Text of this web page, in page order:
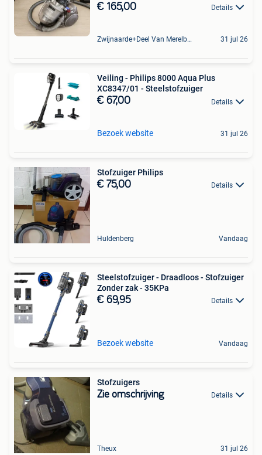
€ 165,00 Details
Zwijnaarde+Deel Van Merelbeke 31 jul 26
Veiling - Philips 8000 Aqua Plus
XC8347/01 - Steelstofzuiger
€ 67,00 Details
Bezoek website 31 jul 26
Stofzuiger Philips
€ 75,00 Details
Huldenberg Vandaag
Steelstofzuiger - Draadloos - Stofzuiger
Zonder zak - 35KPa
€ 69,95 Details
Bezoek website Vandaag
Stofzuigers
Zie omschrijving Details
Theux 31 jul 26